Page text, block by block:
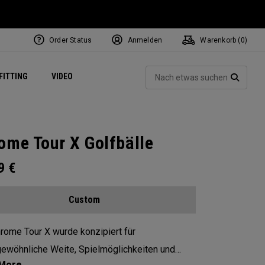
VIDEO Exclusive Mavrik Complete Sets
Exklusiv - Golfbälle
Women's Golf Balls
Exklusiv - Zubehör
Regional Performance Centers
Order Status Anmelden Warenkorb ( 0)
Tour X Golfbälle
€
Custom
Tour X wurde konzipiert für
Weite, Spielmöglichkeiten und